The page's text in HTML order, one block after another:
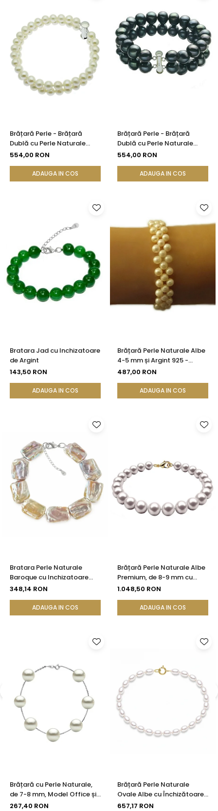
Brățară Perle - Brățară
Dublă cu Perle Naturale
Albe și Închizătoare din
554,00 RON
ADAUGA IN COS
Brățară Perle - Brățară
Dublă cu Perle Naturale
Negre și Închizătoare din
554,00 RON
ADAUGA IN COS
Bratara Jad cu Inchizatoare
de Argint
143,50 RON
ADAUGA IN COS
Brățară Perle Naturale Albe
4-5 mm și Argint 925 -
Delicate Beauty |
487,00 RON
ADAUGA IN COS
Bratara Perle Naturale
Baroque cu Inchizatoare
Argint | KASKADDA®
348,14 RON
ADAUGA IN COS
Brățară Perle Naturale Albe
Premium, de 8-9 mm cu
Închizătoare din Aur Galben
1.048,50 RON
ADAUGA IN COS
Brățară cu Perle Naturale,
de 7-8 mm, Model Office și
Argint, Calitate Premium
267,40 RON
Brățară Perle Naturale
Ovale Albe cu Închizătoare
din Aur 14K - Model Elegant |
657,17 RON